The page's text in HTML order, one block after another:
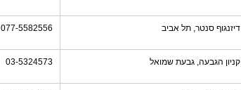
דיזנגוף סנטר, תל אביב 077-5582556
קניון הגבעה, גבעת שמואל 03-5324573